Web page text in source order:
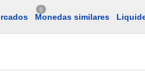
0
Monedas similares